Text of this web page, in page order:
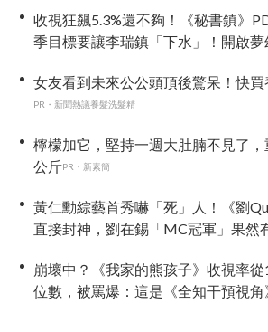
收視狂飆5.3%還不夠！《秘書鎮》
季目標要讓李瑞鎮「下水」！開啟夢
女友看到未來公公頭頂後驚呆！快
PR・新聞熱議養髮洗髮精
檸檬加它，堅持一週大肚腩不見了
公斤PR・新素簡
黃仁勳綜藝首秀嚇「死」人！《劉
直接封神，劉在錫「MC冠軍」果然
崩壞中？《我家的熊孩子》收視率從
位數，被罵爆：這是《全知干預視